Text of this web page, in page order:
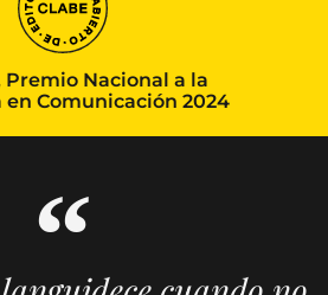
Premio Nacional a la
en Comunicación 2024